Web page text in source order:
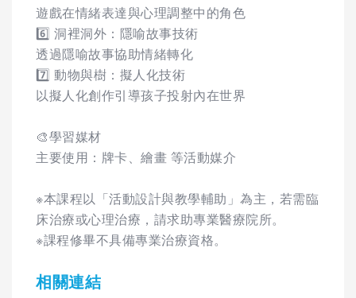
遊戲在情緒表達與心理調整中的角色
6️⃣ 洞裡洞外：隱喻故事技術
透過隱喻故事協助情緒轉化
7️⃣ 動物與樹：擬人化技術
以擬人化創作引導孩子投射內在世界
🎨學習媒材
主要使用：牌卡、繪畫 等活動媒介
※本課程以「活動設計與教學輔助」為主，若需臨
床治療或心理治療，請求助專業醫療院所。
※課程修畢不具備專業治療資格。
相關連結